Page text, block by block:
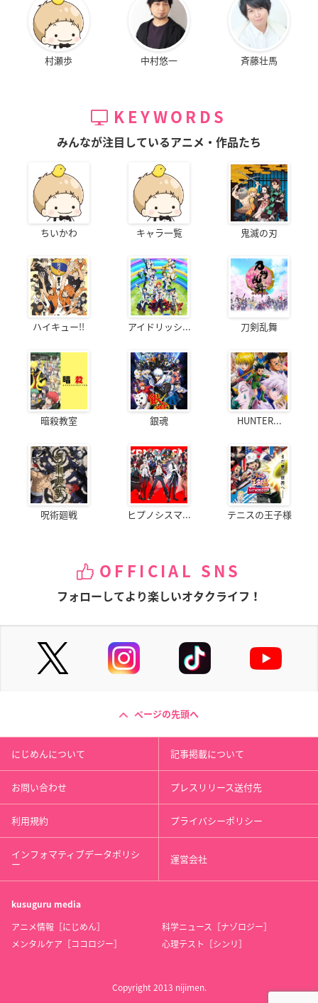
村瀬歩 中村悠一 斉藤壮馬
KEYWORDS
みんなが注目しているアニメ・作品たち
ちいかわ キャラ一覧 鬼滅の刃
ハイキュー!! アイドリッシ... 刀剣乱舞
暗殺教室 銀魂 HUNTER...
呪術廻戦 ヒプノシスマ... テニスの王子様
OFFICIAL SNS
フォローしてより楽しいオタクライフ！
ページの先頭へ
にじめんについて 記事掲載について
お問い合わせ プレスリリース送付先
利用規約 プライバシーポリシー
インフォマティブデータポリシ
ー 運営会社
kusuguru media
アニメ情報［にじめん］
科学ニュース［ナゾロジー］
メンタルケア［ココロジー］
心理テスト［シンリ］
Copyright 2013 nijimen.